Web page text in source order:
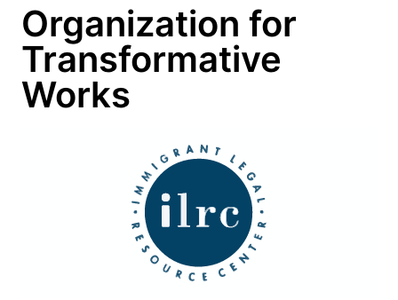
Organization for
Transformative
Works